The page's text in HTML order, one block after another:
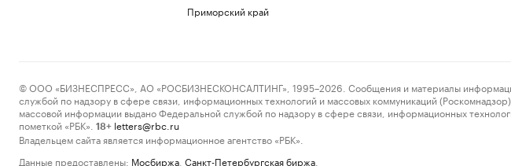
Приморский край
© ООО «БИЗНЕСПРЕСС», АО «РОСБИЗНЕСКОНСАЛТИНГ», 1995–2026. Сообщения и материалы
службой по надзору в сфере связи, информационных технологий и массовых коммуникаций
массовой информации выдано Федеральной службой по надзору в сфере связи, информационных
пометкой «РБК».
18+ letters@rbc.ru
Владельцем сайта является информационное агентство «РБК».
Данные предоставлены: Мосбиржа Санкт-Петербургская биржа